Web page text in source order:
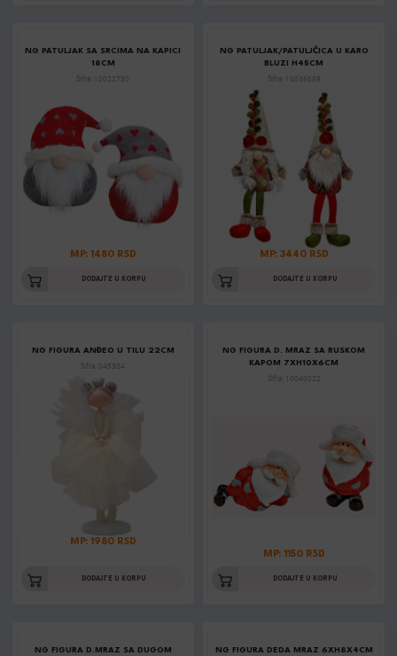
NG PATULJAK SA SRCIMA NA KAPICI
18CM
Šifra: 10022750
MP: 1480 RSD
DODAJTE U KORPU
NG PATULJAK/PATULJČICA U KARO
BLUZI H45CM
Šifra: 10036689
MP: 3440 RSD
DODAJTE U KORPU
NG FIGURA ANĐEO U TILU 22CM
Šifra: 045304
MP: 1980 RSD
DODAJTE U KORPU
NG FIGURA D. MRAZ SA RUSKOM
KAPOM 7XH10X6CM
Šifra: 10040022
MP: 1150 RSD
DODAJTE U KORPU
NG FIGURA D.MRAZ SA DUGOM
NG FIGURA DEDA MRAZ 6XH8X4CM